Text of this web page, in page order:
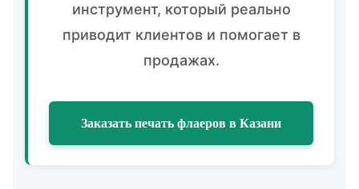
инструмент, который реально
приводит клиентов и помогает в
продажах.
Заказать печать флаеров в Казани